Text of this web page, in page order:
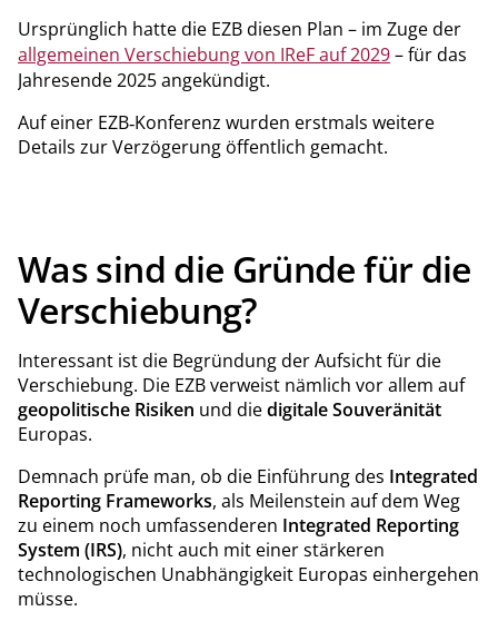
Ursprünglich hatte die EZB diesen Plan – im Zuge der
allgemeinen Verschiebung von IReF auf 2029– für das
Jahresende 2025 angekündigt.
Auf einer EZB‑Konferenz wurden erstmals weitere
Details zur Verzögerung öffentlich gemacht.
Was sind die Gründe für die
Verschiebung?
Interessant ist die Begründung der Aufsicht für die
Verschiebung. Die EZB verweist nämlich vor allem auf
geopolitische Risiken und diedigitale Souveränität
Europas.
Demnach prüfe man, ob die Einführung des Integrated
Reporting Frameworks, als Meilenstein auf dem Weg
zu einem noch umfassenderen Integrated Reporting
System (IRS), nicht auch mit einer stärkeren
technologischen Unabhängigkeit Europas einhergehen
müsse.